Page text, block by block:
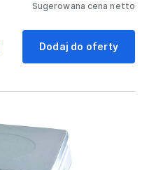
Sugerowana cena netto
Dodaj do oferty